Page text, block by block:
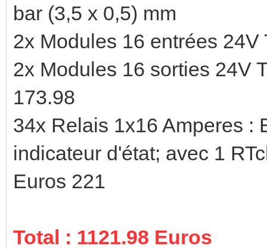
bar (3,5 x 0,5) mm
2x Modules 16 entrées
2x Modules 16 sorties 24V
173.98
34x Relais 1x16 Amperes :
indicateur d'état; avec 1
Euros 221
Total : 1121.98 Euros